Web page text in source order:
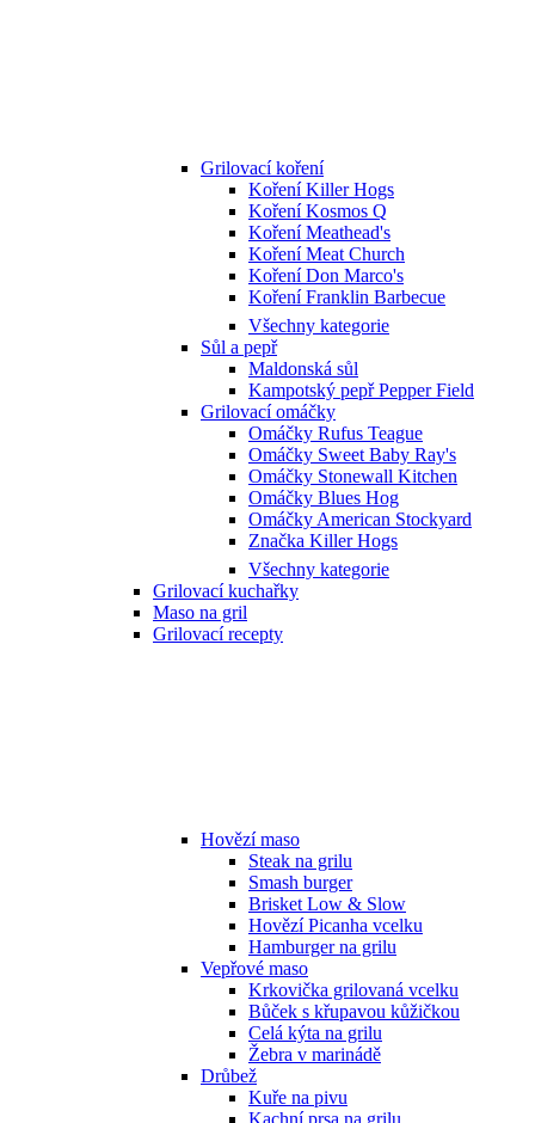
Grilovací koření
Koření Killer Hogs
Koření Kosmos Q
Koření Meathead's
Koření Meat Church
Koření Don Marco's
Koření Franklin Barbecue
Všechny kategorie
Sůl a pepř
Maldonská sůl
Kampotský pepř Pepper Field
Grilovací omáčky
Omáčky Rufus Teague
Omáčky Sweet Baby Ray's
Omáčky Stonewall Kitchen
Omáčky Blues Hog
Omáčky American Stockyard
Značka Killer Hogs
Všechny kategorie
Grilovací kuchařky
Maso na gril
Grilovací recepty
Hovězí maso
Steak na grilu
Smash burger
Brisket Low & Slow
Hovězí Picanha vcelku
Hamburger na grilu
Vepřové maso
Krkovička grilovaná vcelku
Bůček s křupavou kůžičkou
Celá kýta na grilu
Žebra v marinádě
Drůbež
Kuře na pivu
Kachní prsa na grilu